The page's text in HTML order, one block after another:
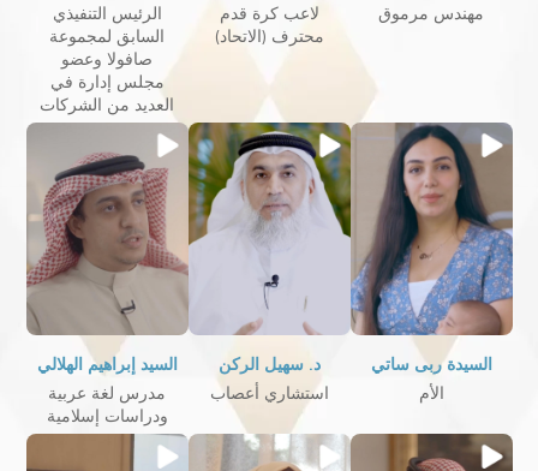
مهندس مرموق
لاعب كرة قدم
محترف (الاتحاد)
الرئيس التنفيذي
السابق لمجموعة
صافولا وعضو
مجلس إدارة في
العديد من الشركات
السيدة ربى ساتي
الأم
د. سهيل الركن
استشاري أعصاب
السيد إبراهيم الهلالي
مدرس لغة عربية
ودراسات إسلامية